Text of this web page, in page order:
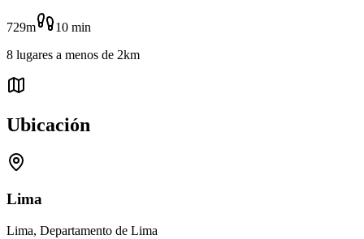
729m 10 min
8 lugares a menos de 2km
Ubicación
Lima
Lima, Departamento de Lima